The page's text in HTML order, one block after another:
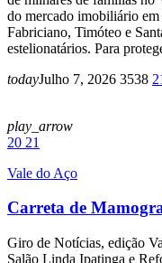
do mercado imobiliário
Fabriciano, Timóteo e
estelionatários. Para
todayJulho 7, 2026 3538
play_arrow
20 21
Vale do Aço
Carreta de
Giro de Notícias, edição
Salão Linda Ipatinga e